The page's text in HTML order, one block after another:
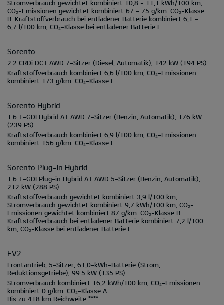
Stromverbrauch gewichtet kombiniert 10,8 - 11,1 kWh/100 km;
CO₂-Emissionen gewichtet kombiniert 67 - 75 g/km. CO₂-Klasse
B. Kraftstoffverbrauch bei entladener Batterie kombiniert 6,1 -
6,7 l/100 km; CO₂-Klasse bei entladener Batterie E.
Sorento
2.2 CRDi DCT AWD 7-Sitzer (Diesel, Automatik); 142 kW (194 PS)
Kraftstoffverbrauch kombiniert 6,6 l/100 km; CO₂-Emissionen
kombiniert 173 g/km. CO₂-Klasse F.
Sorento Hybrid
1.6 T-GDI Hybrid AT AWD 7-Sitzer (Benzin, Automatik); 176 kW
(239 PS)
Kraftstoffverbrauch kombiniert 6,9 l/100 km; CO₂-Emissionen
kombiniert 156 g/km. CO₂-Klasse F.
Sorento Plug-in Hybrid
1.6 T-GDI Plug-in Hybrid AT AWD 5-Sitzer (Benzin, Automatik);
212 kW (288 PS)
Kraftstoffverbrauch gewichtet kombiniert 3,9 l/100 km;
Stromverbrauch gewichtet kombiniert 9,7 kWh/100 km; CO₂-
Emissionen gewichtet kombiniert 87 g/km. CO₂-Klasse B.
Kraftstoffverbrauch bei entladener Batterie kombiniert 7,2 l/100
km; CO₂-Klasse bei entladener Batterie F.
EV2
Frontantrieb, 5-Sitzer, 61,0-kWh-Batterie (Strom,
Reduktionsgetriebe); 99.5 kW (135 PS)
Stromverbrauch kombiniert 16,2 kWh/100 km; CO₂-Emissionen
kombiniert 0 g/km. CO₂-Klasse A.
Bis zu 418 km Reichweite ****.